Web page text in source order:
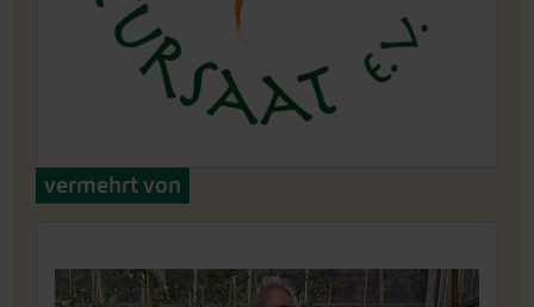
vermehrt von